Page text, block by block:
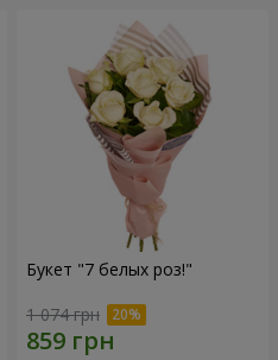
Букет "7 белых роз!"
1 074 грн